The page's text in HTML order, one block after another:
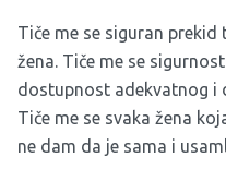
Tiče me se siguran prekid
žena. Tiče me se
dostupnost adekvatnog i
Tiče me se svaka žena
ne dam da je sama i